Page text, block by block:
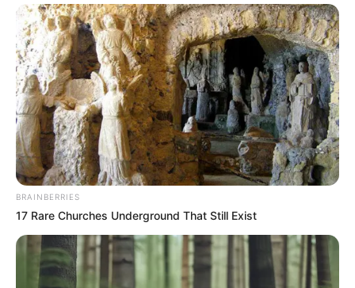
BRAINBERRIES
17 Rare Churches Underground That Still Exist